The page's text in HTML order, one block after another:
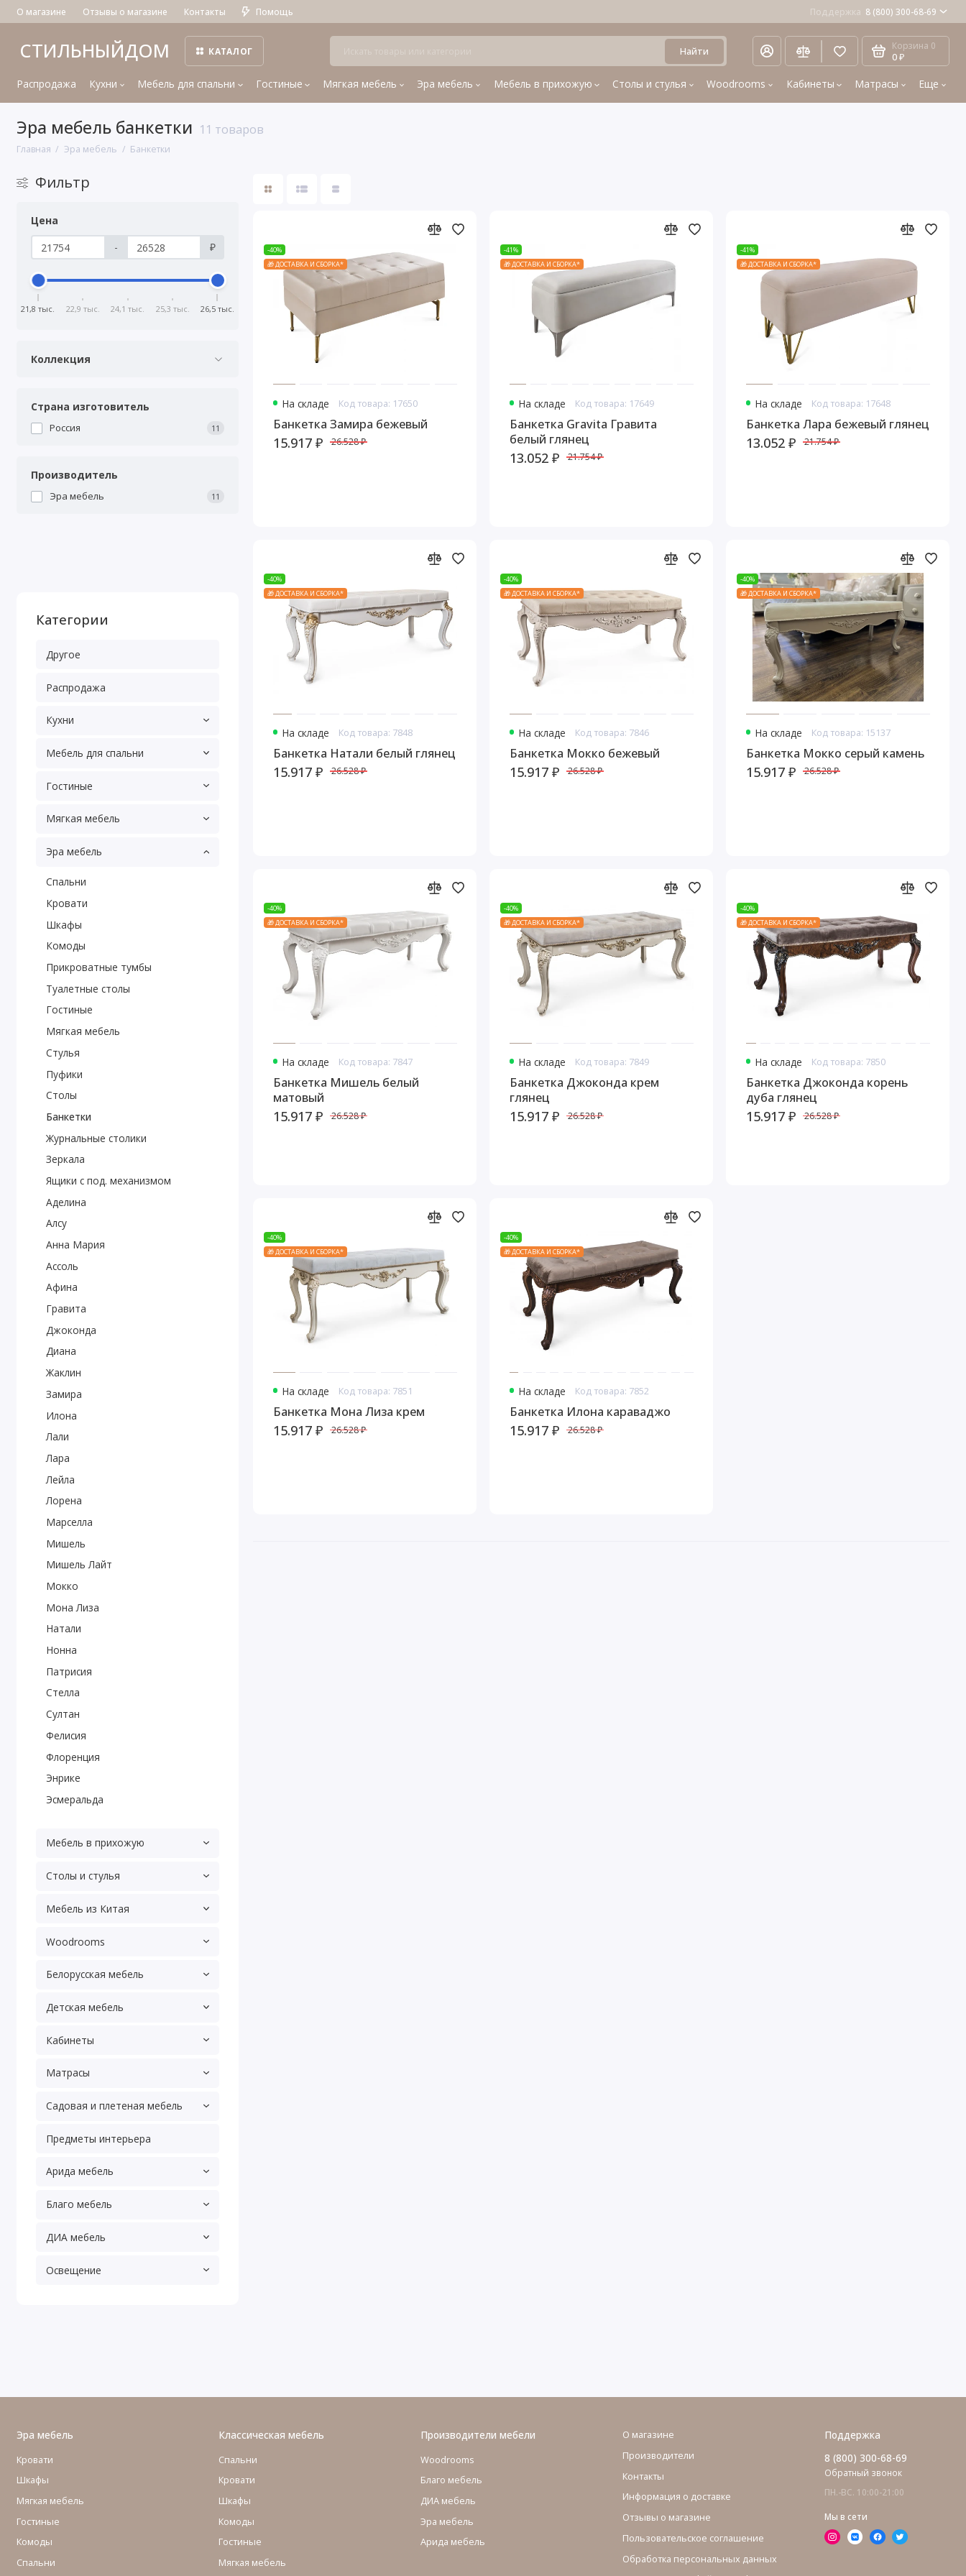
О магазине Отзывы о магазине Контакты Помощь Поддержка 8 (800) 300-68-69
СТИЛЬНЫЙДОМ КАТАЛОГ Найти Корзина 0
0 ₽
Распродажа Кухни Мебель для спальни Гостиные Мягкая мебель Эра мебель Мебель в прихожую Столы и стулья Woodrooms Кабинеты Матрасы Еще
Эра мебель банкетки 11 товаров
Главная Эра мебель Банкетки
Фильтр
Цена
-
₽
21,8 тыс. 22,9 тыс. 24,1 тыс. 25,3 тыс. 26,5 тыс.
Коллекция
Страна изготовитель
Россия 11
Производитель
Эра мебель 11
Категории
Другое
Распродажа
Кухни
Мебель для спальни
Гостиные
Мягкая мебель
Эра мебель
Cпальни
Кровати
Шкафы
Комоды
Прикроватные тумбы
Туалетные столы
Гостиные
Мягкая мебель
Стулья
Пуфики
Столы
Банкетки
Журнальные столики
Зеркала
Ящики с под. механизмом
Аделина
Алсу
Анна Мария
Ассоль
Афина
Гравита
Джоконда
Диана
Жаклин
Замира
Илона
Лали
Лара
Лейла
Лорена
Марселла
Мишель
Мишель Лайт
Мокко
Мона Лиза
Натали
Нонна
Патрисия
Стелла
Султан
Фелисия
Флоренция
Энрике
Эсмеральда
Мебель в прихожую
Столы и стулья
Мебель из Китая
Woodrooms
Белорусская мебель
Детская мебель
Кабинеты
Матрасы
Садовая и плетеная мебель
Предметы интерьера
Арида мебель
Благо мебель
ДИА мебель
Освещение
-40%
🎁 ДОСТАВКА И СБОРКА*
На складе Код товара: 17650
Банкетка Замира бежевый
15.917 ₽ 26.528 ₽
-41%
🎁 ДОСТАВКА И СБОРКА*
На складе Код товара: 17649
Банкетка Gravita Гравита
белый глянец
13.052 ₽ 21.754 ₽
-41%
🎁 ДОСТАВКА И СБОРКА*
На складе Код товара: 17648
Банкетка Лара бежевый глянец
13.052 ₽ 21.754 ₽
-40%
🎁 ДОСТАВКА И СБОРКА*
На складе Код товара: 7848
Банкетка Натали белый глянец
15.917 ₽ 26.528 ₽
-40%
🎁 ДОСТАВКА И СБОРКА*
На складе Код товара: 7846
Банкетка Мокко бежевый
15.917 ₽ 26.528 ₽
-40%
🎁 ДОСТАВКА И СБОРКА*
На складе Код товара: 15137
Банкетка Мокко серый камень
15.917 ₽ 26.528 ₽
-40%
🎁 ДОСТАВКА И СБОРКА*
На складе Код товара: 7847
Банкетка Мишель белый
матовый
15.917 ₽ 26.528 ₽
-40%
🎁 ДОСТАВКА И СБОРКА*
На складе Код товара: 7849
Банкетка Джоконда крем
глянец
15.917 ₽ 26.528 ₽
-40%
🎁 ДОСТАВКА И СБОРКА*
На складе Код товара: 7850
Банкетка Джоконда корень
дуба глянец
15.917 ₽ 26.528 ₽
-40%
🎁 ДОСТАВКА И СБОРКА*
На складе Код товара: 7851
Банкетка Мона Лиза крем
15.917 ₽ 26.528 ₽
-40%
🎁 ДОСТАВКА И СБОРКА*
На складе Код товара: 7852
Банкетка Илона караваджо
15.917 ₽ 26.528 ₽
Эра мебель
Кровати
Шкафы
Мягкая мебель
Гостиные
Комоды
Cпальни
Классическая мебель
Спальни
Кровати
Шкафы
Комоды
Гостиные
Мягкая мебель
Производители мебели
Woodrooms
Благо мебель
ДИА мебель
Эра мебель
Арида мебель
О магазине
Производители
Контакты
Информация о доставке
Отзывы о магазине
Пользовательское соглашение
Обработка персональных данных
Поддержка
8 (800) 300-68-69
Обратный звонок
ПН.-ВС. 10:00-21:00
Мы в сети